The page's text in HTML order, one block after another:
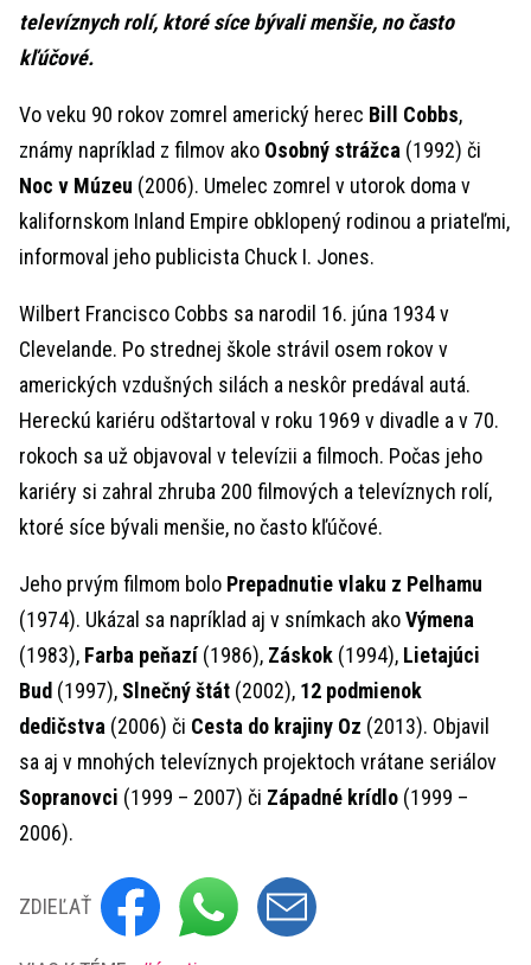
televíznych rolí, ktoré síce bývali menšie, no často
kľúčové.
Vo veku 90 rokov zomrel americký herec Bill Cobbs,
známy napríklad z filmov ako Osobný strážca (1992) či
Noc v Múzeu (2006). Umelec zomrel v utorok doma v
kalifornskom Inland Empire obklopený rodinou a priateľmi,
informoval jeho publicista Chuck I. Jones.
Wilbert Francisco Cobbs sa narodil 16. júna 1934 v
Clevelande. Po strednej škole strávil osem rokov v
amerických vzdušných silách a neskôr predával autá.
Hereckú kariéru odštartoval v roku 1969 v divadle a v 70.
rokoch sa už objavoval v televízii a filmoch. Počas jeho
kariéry si zahral zhruba 200 filmových a televíznych rolí,
ktoré síce bývali menšie, no často kľúčové.
Jeho prvým filmom bolo Prepadnutie vlaku z Pelhamu
(1974). Ukázal sa napríklad aj v snímkach akoVýmena
(1983), Farba peňazí(1986), Záskok (1994), Lietajúci
Bud (1997), Slnečný štát (2002), 12 podmienok
dedičstva (2006) či Cesta do krajiny Oz (2013). Objavil
sa aj v mnohých televíznych projektoch vrátane seriálov
Sopranovci (1999 – 2007) či Západné krídlo (1999 –
2006).
ZDIEĽAŤ